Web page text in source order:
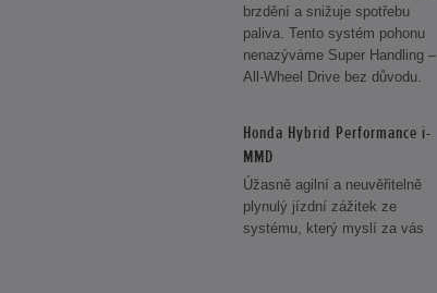
brzdění a snižuje spotřebu
paliva. Tento systém pohonu
nenazýváme Super Handling –
All-Wheel Drive bez důvodu.
Honda Hybrid Performance i-
MMD
Úžasně agilní a neuvěřitelně
plynulý jízdní zážitek ze
systému, který myslí za vás